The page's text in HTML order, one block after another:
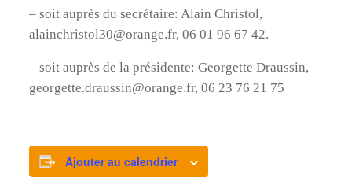
– soit auprès du secrétaire: Alain Christol,
alainchristol30@orange.fr, 06 01 96 67 42.
– soit auprès de la présidente: Georgette Draussin,
georgette.draussin@orange.fr, 06 23 76 21 75
Ajouter au calendrier